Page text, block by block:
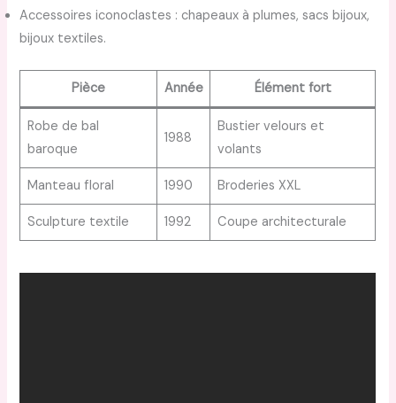
Accessoires iconoclastes : chapeaux à plumes, sacs bijoux,
bijoux textiles.
Pièce Année Élément fort
Robe de bal
baroque
1988
Bustier velours et
volants
Manteau floral 1990 Broderies XXL
Sculpture textile 1992 Coupe architecturale